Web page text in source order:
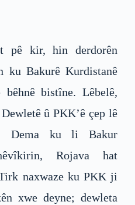
pê kir, hin derdorên
Bakurê Kurdistanê
bistîne. Lêbelê,
û PKK’ê çep lê
Dema ku li Bakur
Rojava hat
naxwaze ku PKK ji
xwe deyne; dewleta